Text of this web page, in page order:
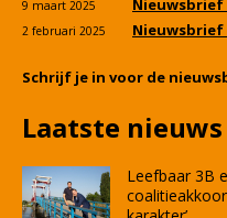
9 maart 2025 Nieuwsbrief
2 februari 2025
Schrijf je in voor de
Laatste nieuws
Leefbaar 3B